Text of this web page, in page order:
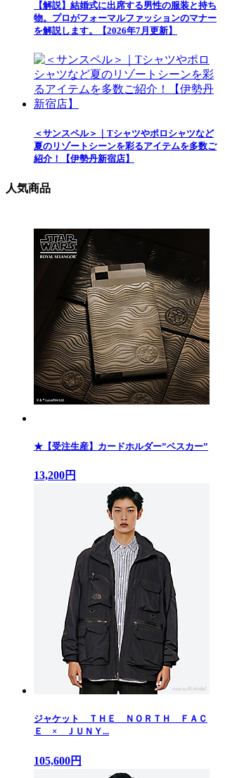
【解説】結婚式に出席する男性の服装と持ち
物。プロがフォーマルファッションのマナー
を解説します。【2026年7月更新】
＜サンスペル＞｜Tシャツやポロシャツなど
夏のリゾートシーンを彩るアイテムを多数ご
紹介！【伊勢丹新宿店】
人気商品
★【受注生産】カードホルダー”ベスカー”
13,200円
ジャケット ＴＨＥ ＮＯＲＴＨ ＦＡＣ
Ｅ × ＪＵＮＹ...
105,600円